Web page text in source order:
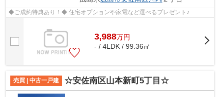
◆ご成約特典あり！◆ 住宅オプションや家電など選べるプレゼント♪
3,988万円
- / 4LDK / 99.36㎡
売買 | 中古一戸建 ☆安佐南区山本新町5丁目☆